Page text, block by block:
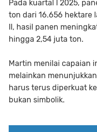
Pada kuartal I 2025,
ton dari 16.656 hektare
II, hasil panen
hingga 2,54 juta ton.
Martin menilai capaian
melainkan
harus terus diperkuat
bukan simbolik.